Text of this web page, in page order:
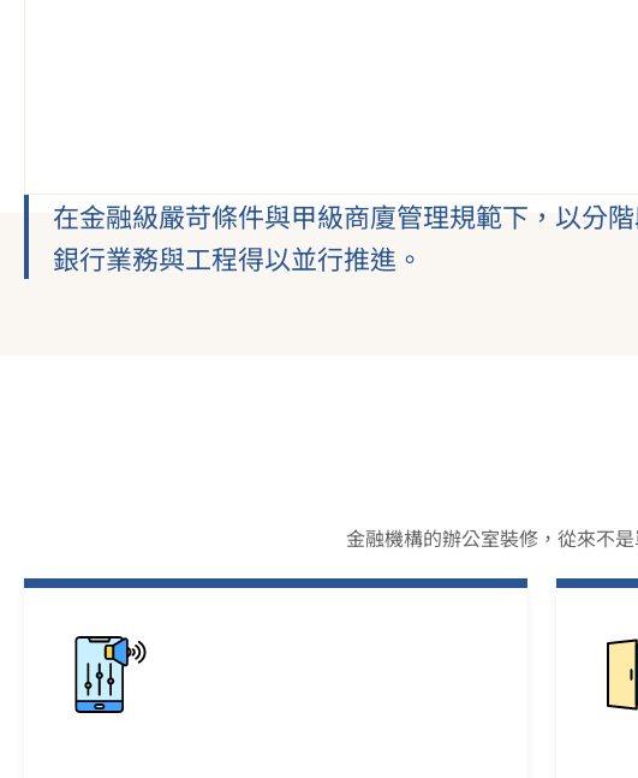
在金融級嚴苛條件與甲級商廈管理規範下，以分
銀行業務與工程得以並行推進。
金融機構的辦公室裝修，從來不